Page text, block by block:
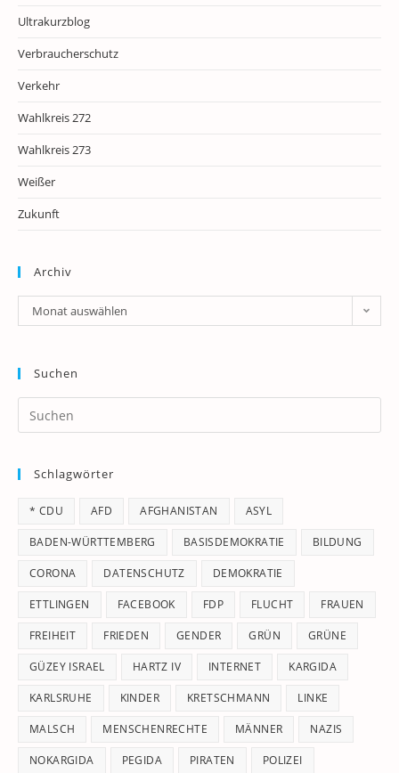
Ultrakurzblog
Verbraucherschutz
Verkehr
Wahlkreis 272
Wahlkreis 273
Weißer
Zukunft
Archiv
Archiv
Monat auswählen
Suchen
Schlagwörter
* CDU AFD AFGHANISTAN ASYL
BADEN-WÜRTTEMBERG BASISDEMOKRATIE BILDUNG
CORONA DATENSCHUTZ DEMOKRATIE
ETTLINGEN FACEBOOK FDP FLUCHT FRAUEN
FREIHEIT FRIEDEN GENDER GRÜN GRÜNE
GÜZEY ISRAEL HARTZ IV INTERNET KARGIDA
KARLSRUHE KINDER KRETSCHMANN LINKE
MALSCH MENSCHENRECHTE MÄNNER NAZIS
NOKARGIDA PEGIDA PIRATEN POLIZEI